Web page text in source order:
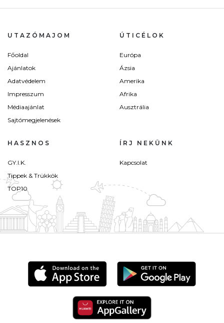
UTAZÓMAJOM
Főoldal
Ajánlatok
Adatvédelem
Impresszum
Médiaajánlat
Sajtómegjelenések
ÚTICÉLOK
Európa
Ázsia
Amerika
Afrika
Ausztrália
HASZNOS
GY.I.K.
Tippek & Trükkök
TOP10
ÍRJ NEKÜNK
Kapcsolat